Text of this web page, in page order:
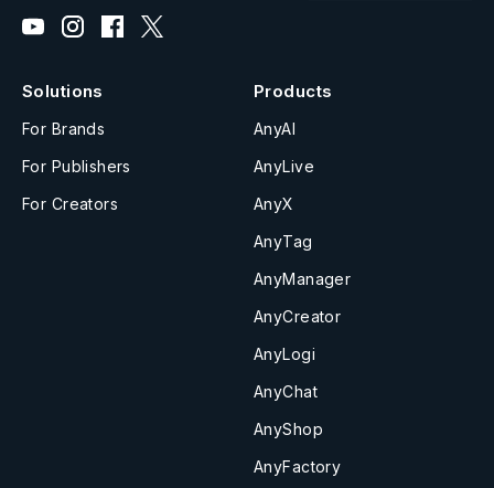
Solutions
For Brands
For Publishers
For Creators
Products
AnyAI
AnyLive
AnyX
AnyTag
AnyManager
AnyCreator
AnyLogi
AnyChat
AnyShop
AnyFactory